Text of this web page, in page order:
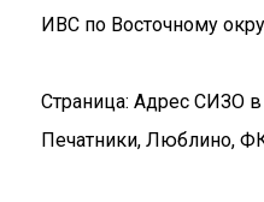
ИВС по Восточному
Страница: Адрес СИЗО
Печатники, Люблино,